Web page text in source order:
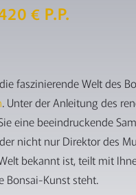
€ P.P.
faszinierende Welt des
. Unter der Anleitung des
eine beeindruckende
nicht nur Direktor des
bekannt ist, teilt mit
Bonsai-Kunst steht.